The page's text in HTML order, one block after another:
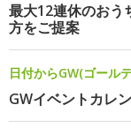
最大12連休のおう
方をご提案
日付からGW(ゴール
GWイベントカレ